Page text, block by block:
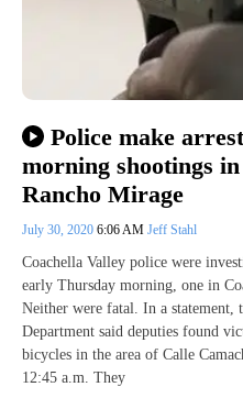
Police make
morning shootings
Rancho Mirage
July 30, 2020 6:06 AM Jeff Stahl
Coachella Valley police were
early Thursday morning, one in
Neither were fatal. In a statement,
Department said deputies found
bicycles in the area of Calle
12:45 a.m. They